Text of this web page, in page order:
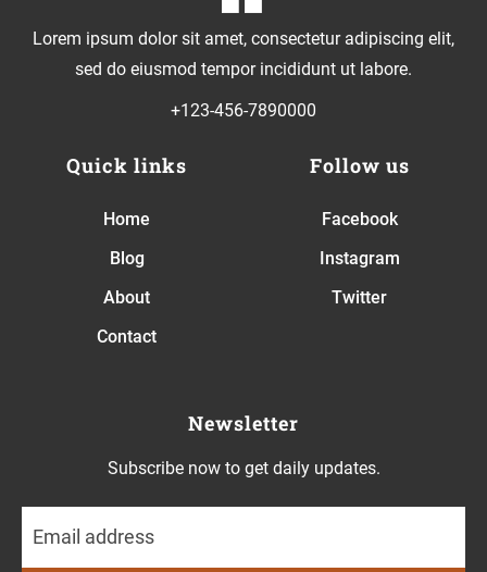
Lorem ipsum dolor sit amet, consectetur adipiscing elit,
sed do eiusmod tempor incididunt ut labore.
+123-456-7890000
Quick links
Home
Blog
About
Contact
Follow us
Facebook
Instagram
Twitter
Newsletter
Subscribe now to get daily updates.